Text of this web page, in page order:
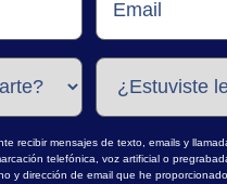
recibir mensajes de texto, emails y
telefónica, voz artificial o
y dirección de email que he